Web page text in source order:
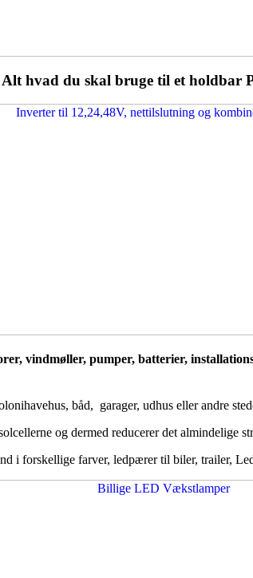
Alt hvad du skal bruge til et holdbar
vindmøller, pumper, batterier,
båd, garager, udhus eller andre
og dermed reducerer det almindelige
i forskellige farver, ledpærer til biler, trailer,